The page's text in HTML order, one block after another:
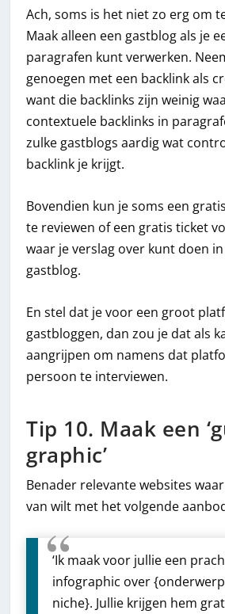
Ach, soms is het niet zo erg om
Maak alleen een gastblog als je
paragrafen kunt verwerken.
genoegen met een backlink als
want die backlinks zijn weinig
contextuele backlinks in
zulke gastblogs aardig wat
backlink je krijgt.
Bovendien kun je soms een
te reviewen of een gratis ticket
waar je verslag over kunt doen
gastblog.
En stel dat je voor een groot
gastbloggen, dan zou je dat als
aangrijpen om namens dat
persoon te interviewen.
Tip 10. Maak een
graphic’
Benader relevante websites
van wilt met het volgende
‘Ik maak voor jullie een
infographic over
niche}. Jullie krijgen hem